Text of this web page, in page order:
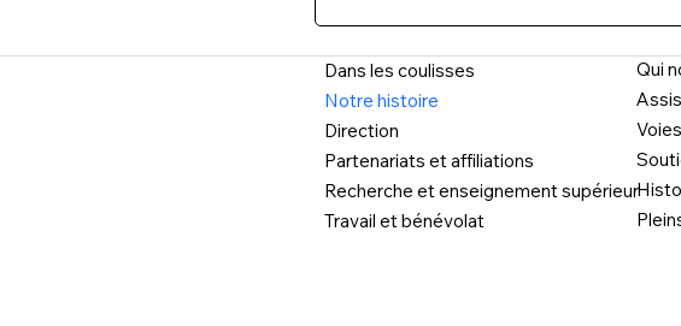
Dans les coulisses
Notre histoire
Direction
Partenariats et affiliations
Recherche et enseignement supérieur
Travail et bénévolat
Qui